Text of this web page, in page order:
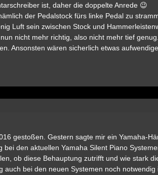
ist, daher die doppelte Anrede 😉
der Pedalstock fürs linke Pedal zu
Luft sein zwischen Stock und
nicht mehr richtig, also nicht mehr tief
Ansonsten wären sicherlich etwas
gestoßen. Gestern sagte mir ein Yamaha-
den aktuellen Yamaha Silent Piano
ob diese Behauptung zutrifft und wie stark
bei den neuen Systemen noch notwendig